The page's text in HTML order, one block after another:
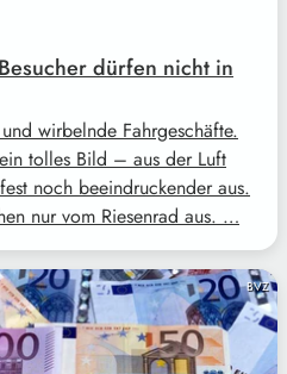
dürfen nicht in
wirbelnde Fahrgeschäfte.
tolles Bild – aus der Luft
noch beeindruckender aus.
nur vom Riesenrad aus. …
BVZ